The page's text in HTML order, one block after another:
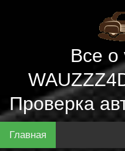
Все о
Проверка
Главная